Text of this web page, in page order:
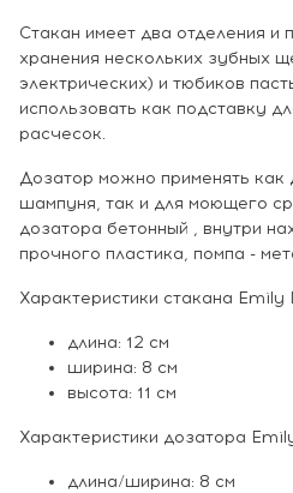
Стакан имеет два отделения и
хранения нескольких зубных
электрических) и тюбиков
использовать как подставку
расчесок.
Дозатор можно применять как
шампуня, так и для моющего
дозатора бетонный , внутри
прочного пластика, помпа -
Характеристики стакана Emily
длина: 12 см
ширина: 8 см
высота: 11 см
Характеристики дозатора
длина/ширина: 8 см